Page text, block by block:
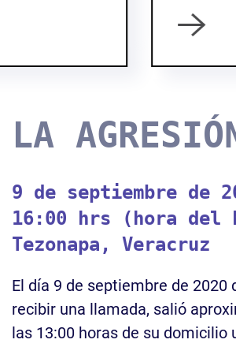
LA
9 de septiembre de
16:00 hrs (hora del
Tezonapa, Veracruz
El día 9 de septiembre de 2020
recibir una llamada, salió
las 13:00 horas de su domicilio